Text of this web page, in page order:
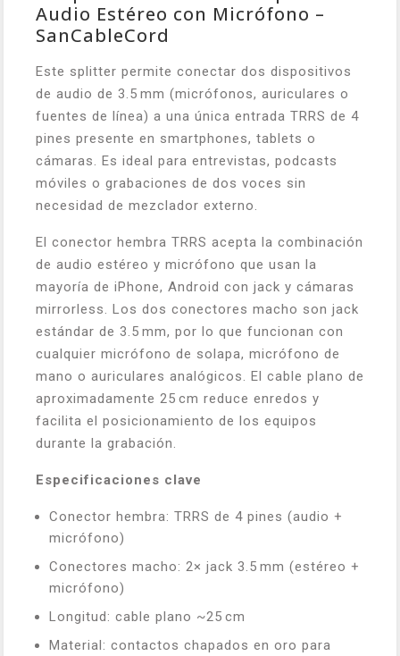
Audio Estéreo con Micrófono –
SanCableCord
Este splitter permite conectar dos dispositivos
de audio de 3.5 mm (micrófonos, auriculares o
fuentes de línea) a una única entrada TRRS de 4
pines presente en smartphones, tablets o
cámaras. Es ideal para entrevistas, podcasts
móviles o grabaciones de dos voces sin
necesidad de mezclador externo.
El conector hembra TRRS acepta la combinación
de audio estéreo y micrófono que usan la
mayoría de iPhone, Android con jack y cámaras
mirrorless. Los dos conectores macho son jack
estándar de 3.5 mm, por lo que funcionan con
cualquier micrófono de solapa, micrófono de
mano o auriculares analógicos. El cable plano de
aproximadamente 25 cm reduce enredos y
facilita el posicionamiento de los equipos
durante la grabación.
Especificaciones clave
Conector hembra: TRRS de 4 pines (audio +
micrófono)
Conectores macho: 2× jack 3.5 mm (estéreo +
micrófono)
Longitud: cable plano ~25 cm
Material: contactos chapados en oro para